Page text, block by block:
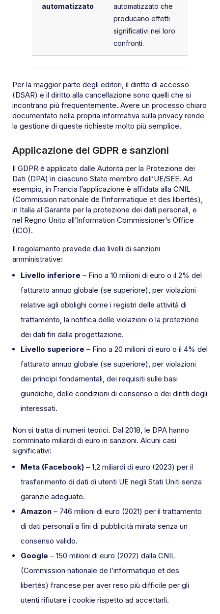
automatizzato
automatizzato che
producano effetti
significativi nei loro
confronti.
Per la maggior parte degli editori, il diritto di accesso
(DSAR) e il diritto alla cancellazione sono quelli che si
incontrano più frequentemente. Avere un processo chiaro
documentato nella propria informativa sulla privacy rende
la gestione di queste richieste molto più semplice.
Applicazione del GDPR e sanzioni
Il GDPR è applicato dalle Autorità per la Protezione dei
Dati (DPA) in ciascuno Stato membro dell’UE/SEE. Ad
esempio, in Francia l’applicazione è affidata alla CNIL
(Commission nationale de l’informatique et des libertés),
in Italia al Garante per la protezione dei dati personali, e
nel Regno Unito all’Information Commissioner’s Office
(ICO).
Il regolamento prevede due livelli di sanzioni
amministrative:
Livello inferiore – Fino a 10 milioni di euro o il 2% del
fatturato annuo globale (se superiore), per violazioni
relative agli obblighi come i registri delle attività di
trattamento, la notifica delle violazioni o la protezione
dei dati fin dalla progettazione.
Livello superiore – Fino a 20 milioni di euro o il 4% del
fatturato annuo globale (se superiore), per violazioni
dei principi fondamentali, dei requisiti sulle basi
giuridiche, delle condizioni di consenso o dei diritti degli
interessati.
Non si tratta di numeri teorici. Dal 2018, le DPA hanno
comminato miliardi di euro in sanzioni. Alcuni casi
significativi:
Meta (Facebook) – 1,2 miliardi di euro (2023) per il
trasferimento di dati di utenti UE negli Stati Uniti senza
garanzie adeguate.
Amazon – 746 milioni di euro (2021) per il trattamento
di dati personali a fini di pubblicità mirata senza un
consenso valido.
Google – 150 milioni di euro (2022) dalla CNIL
(Commission nationale de l’informatique et des
libertés) francese per aver reso più difficile per gli
utenti rifiutare i cookie rispetto ad accettarli.